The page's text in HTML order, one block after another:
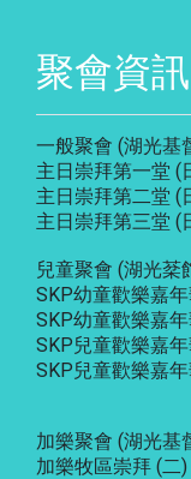
聚會資訊
一般聚會 (湖光基
主日崇拜第一堂 (
主日崇拜第二堂 (
主日崇拜第三堂 (
兒童聚會 (湖光棻
SKP幼童歡樂嘉
SKP幼童歡樂嘉
SKP兒童歡樂嘉
SKP兒童歡樂嘉
加樂聚會 (湖光基
加樂牧區崇拜 (二